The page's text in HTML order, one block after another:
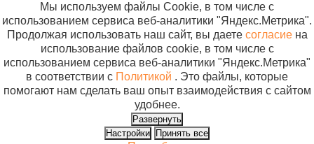
Мы используем файлы Cookie, в том числе с
использованием сервиса веб-аналитики "Яндекс.Метрика".
Продолжая использовать наш сайт, вы даете согласиена
использование файлов cookie, в том числе с
использованием сервиса веб-аналитики "Яндекс.Метрика"
в соответствии с Политикой . Это файлы, которые
помогают нам сделать ваш опыт взаимодействия с сайтом
удобнее.
Развернуть
Настройки
Принять все